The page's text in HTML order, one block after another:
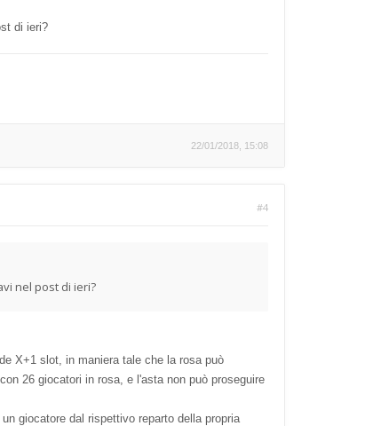
di ieri?
22/01/2018, 15:08
#4
nel post di ieri?
X+1 slot, in maniera tale che la rosa può
26 giocatori in rosa, e l'asta non può proseguire
giocatore dal rispettivo reparto della propria